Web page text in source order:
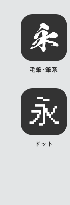
毛筆･筆系
ドット